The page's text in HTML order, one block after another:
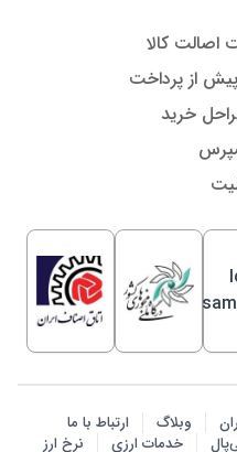
اصالت کالا
از پرداخت
خرید
وبلاگ
ارتباط با ما
خدمات ارزی نرخ ارز